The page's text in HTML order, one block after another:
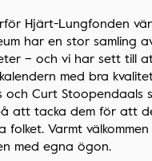
Hjärt-Lungfonden
har en stor samling
– och vi har sett till
med bra
och Curt Stoopendaals
att tacka dem för att
folket. Varmt
med egna ögon.